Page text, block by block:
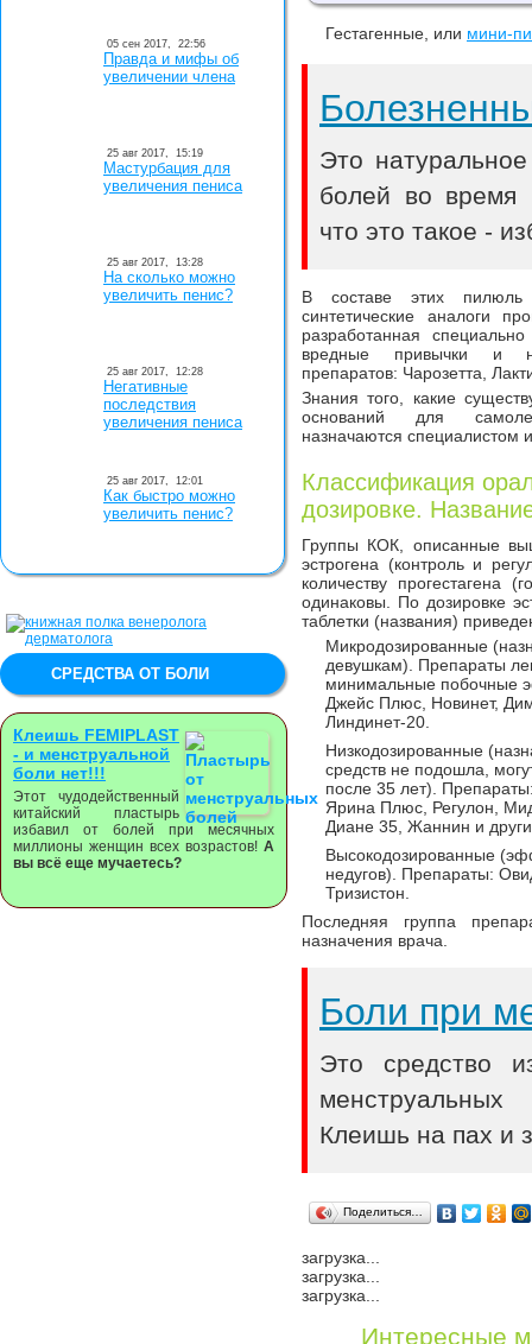
Гестагенные, или мини-
Это
болей во время
что это такое -
В составе этих пилюль
синтетические аналоги
разработанная
вредные привычки и
препаратов: Чарозетта,
Знания того, какие
оснований для
назначаются
Классификация
дозировке.
Группы КОК, описанные
эстрогена (контроль и
количеству
одинаковы. По дозировке
таблетки (названия)
Микродозированные
девушкам). Препараты
минимальные побочные
Джейс Плюс, Новинет,
Линдинет-20.
Низкодозированные
средств не подошла,
после 35 лет).
Ярина Плюс, Регулон,
Диане 35, Жаннин и
Высокодозированные
недугов). Препараты:
Тризистон.
Последняя группа
назначения врача.
Боли при
Это средство
Клеишь на пах и
Поделиться…
загрузка...
загрузка...
загрузка...
Интересные
05 сен 2017, 22:56
Правда и мифы об
увеличении члена
25 авг 2017, 15:19
Мастурбация для
увеличения пениса
25 авг 2017, 13:28
На сколько можно
увеличить пенис?
25 авг 2017, 12:28
Негативные
последствия
увеличения пениса
25 авг 2017, 12:01
Как быстро можно
увеличить пенис?
СРЕДСТВА ОТ БОЛИ
Клеишь FEMIPLAST
- и менструальной
боли нет!!!
Этот чудодейственный
китайский пластырь
избавил от болей при месячных
миллионы женщин всех возрастов! А
вы всё еще мучаетесь?